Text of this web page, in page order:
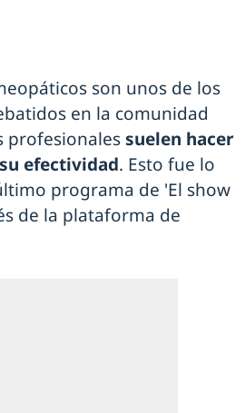
son unos de los
en la comunidad
profesionalessuelen hacer
efectividad. Esto fue lo
programa de 'El show
de la plataforma de